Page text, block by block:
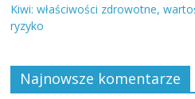
Kiwi: właściwości zdrowotne,
ryzyko
Najnowsze komentarze